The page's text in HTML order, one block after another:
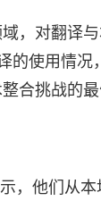
，对翻译
的使用情
合挑战的最
，他们从